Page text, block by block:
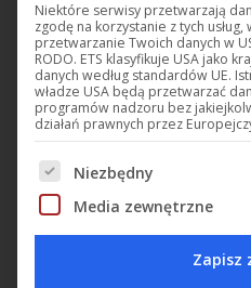
DC-CAV
Optoakustyczny znak
ostrzegawczy
Niektóre serwisy przetwarzają
zgodę na korzystanie z tych
przetwarzanie Twoich danych w
RODO. ETS klasyfikuje USA jako
danych według standardów UE.
władze USA będą przetwarzać
programów nadzoru bez
działań prawnych przez
Poniżej znajduje się lista
Niezbędny
Media zewnętrzne
Zapisz